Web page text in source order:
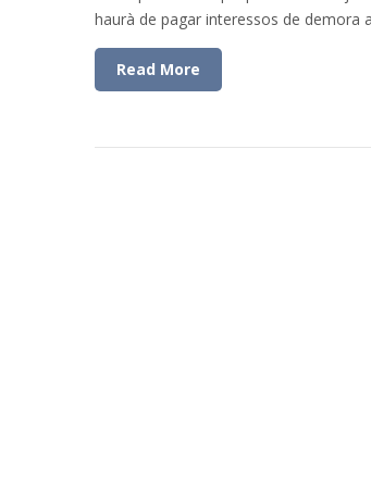
haurà de pagar interessos de demora
Read More